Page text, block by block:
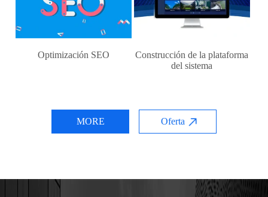
Optimización SEO
Construcción de la plataforma
del sistema
MORE Oferta